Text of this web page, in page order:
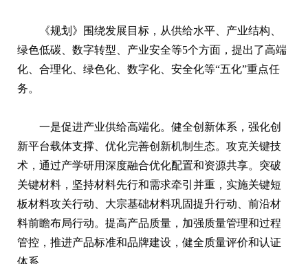
《规划》围绕发展目标，从供给水平、产业结构、
绿色低碳、数字转型、产业安全等5个方面，提出了高端
化、合理化、绿色化、数字化、安全化等“五化”重点任
务。
一是促进产业供给高端化。健全创新体系，强化创
新平台载体支撑、优化完善创新机制生态。攻克关键技
术，通过产学研用深度融合优化配置和资源共享。突破
关键材料，坚持材料先行和需求牵引并重，实施关键短
板材料攻关行动、大宗基础材料巩固提升行动、前沿材
料前瞻布局行动。提高产品质量，加强质量管理和过程
管控，推进产品标准和品牌建设，健全质量评价和认证
体系。